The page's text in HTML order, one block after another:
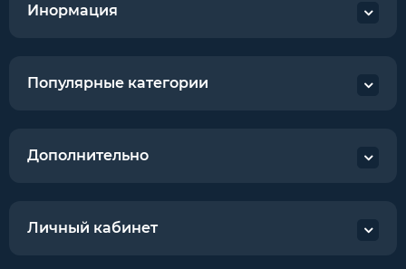
Инормация
Популярные категории
Дополнительно
Личный кабинет